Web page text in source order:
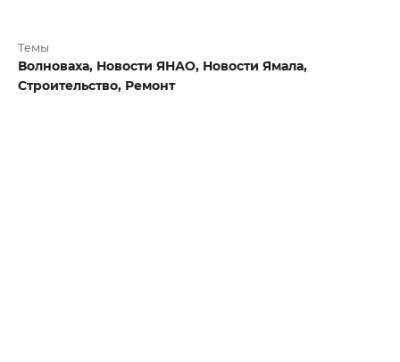
Темы
Волноваха, Новости ЯНАО, Новости Ямала,
Строительство, Ремонт